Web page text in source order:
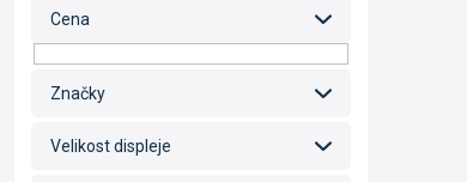
Cena
Značky
Velikost displeje